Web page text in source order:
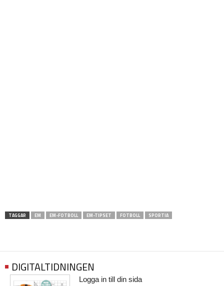
TAGGAR EM EM-FOTBOLL EM-TIPSET FOTBOLL SPORTIA
DIGITALTIDNINGEN
Logga in till din sida